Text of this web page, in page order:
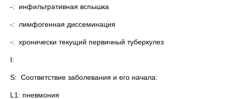
-: инфильтративная вспышка
-: лимфогенная диссеминация
-: хронически текущий первичный туберкулез
I:
S: Соответствие заболевания и его начала:
L1: пневмония